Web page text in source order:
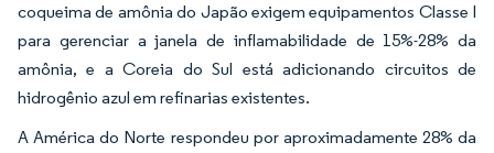
coqueima de amônia do Japão exigem equipamentos Classe I
para gerenciar a janela de inflamabilidade de 15%-28% da
amônia, e a Coreia do Sul está adicionando circuitos de
hidrogênio azul em refinarias existentes.
A América do Norte respondeu por aproximadamente 28% da